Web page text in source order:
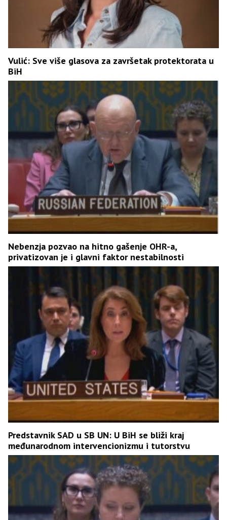
Vulić: Sve više glasova za završetak protektorata u
BiH
Nebenzja pozvao na hitno gašenje OHR-a,
privatizovan je i glavni faktor nestabilnosti
Predstavnik SAD u SB UN: U BiH se bliži kraj
međunarodnom intervencionizmu i tutorstvu